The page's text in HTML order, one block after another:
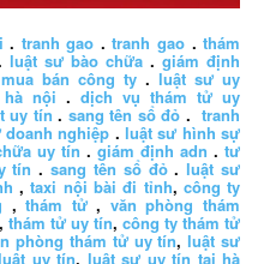
. tranh gao .tranh gao .thám
luật sư bào chữa .giám định
mua bán công ty. luật sư uy
nội .dịch vụ thám tử uy
uy tín . sang tên sổ đỏ .tranh
nghiệp .luật sư hình sự
uy tín .giám định adn .tư
tín .sang tên sổ đỏ.luật sư
,taxi nội bài đi tỉnh, công ty
,thám tử, văn phòng thám
thám tử uy tín, công ty thám tử
phòng thám tử uy tín,luật sư
uy tín, luật sư uy tín tại hà